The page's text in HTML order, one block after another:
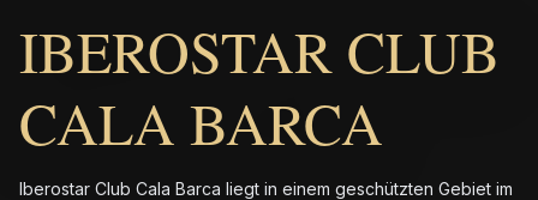
IBEROSTAR CLUB
CALA BARCA
Iberostar Club Cala Barca liegt in einem geschützten Gebiet im